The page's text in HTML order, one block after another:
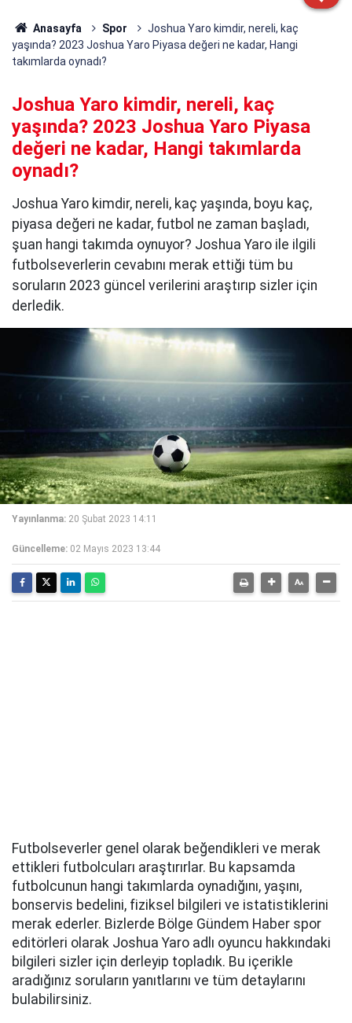
Anasayfa Spor
Joshua Yaro kimdir, nereli, kaç
yaşında? 2023 Joshua Yaro Piyasa değeri ne kadar, Hangi
takımlarda oynadı?
Joshua Yaro kimdir, nereli, kaç
yaşında? 2023 Joshua Yaro Piyasa
değeri ne kadar, Hangi takımlarda
oynadı?
Joshua Yaro kimdir, nereli, kaç yaşında, boyu kaç,
piyasa değeri ne kadar, futbol ne zaman başladı,
şuan hangi takımda oynuyor? Joshua Yaro ile ilgili
futbolseverlerin cevabını merak ettiği tüm bu
soruların 2023 güncel verilerini araştırıp sizler için
derledik.
Yayınlanma: 20 Şubat 2023 14:11
Güncelleme: 02 Mayıs 2023 13:44
Futbolseverler genel olarak beğendikleri ve merak
ettikleri futbolcuları araştırırlar. Bu kapsamda
futbolcunun hangi takımlarda oynadığını, yaşını,
bonservis bedelini, fiziksel bilgileri ve istatistiklerini
merak ederler. Bizlerde Bölge Gündem Haber spor
editörleri olarak Joshua Yaro adlı oyuncu hakkındaki
bilgileri sizler için derleyip topladık. Bu içerikle
aradığınız soruların yanıtlarını ve tüm detaylarını
bulabilirsiniz.